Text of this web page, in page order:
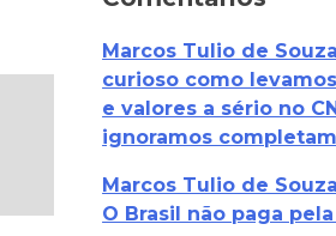
Marcos Tulio de
curioso como
e valores a sério no
ignoramos
Marcos Tulio de
O Brasil não paga